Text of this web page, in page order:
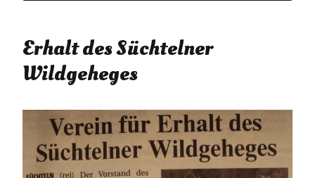
Erhalt des Süchtelner
Wildgeheges